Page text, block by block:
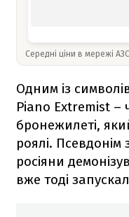
Середні ціни в мережі
Одним із
Piano Extremist –
бронежилеті,
роялі.
росіяни
вже тоді